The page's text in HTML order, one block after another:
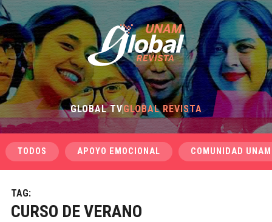
GLOBAL TVGLOBAL REVISTA
TODOS APOYO EMOCIONAL COMUNIDAD UNAM
TAG:
CURSO DE VERANO